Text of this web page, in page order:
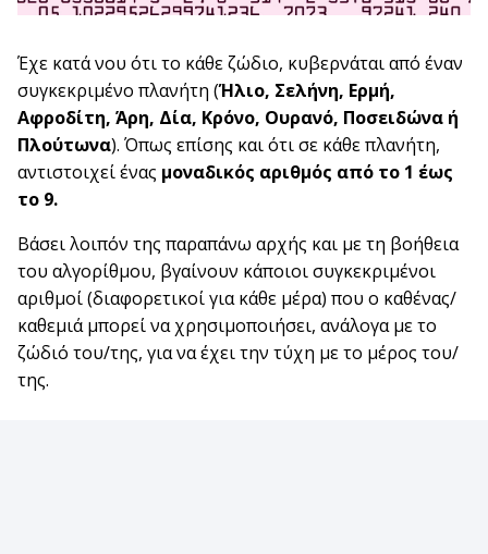
Έχε κατά νου ότι το κάθε ζώδιο, κυβερνάται από έναν
συγκεκριμένο πλανήτη (Ήλιο, Σελήνη, Ερμή,
Αφροδίτη, Άρη, Δία, Κρόνο, Ουρανό, Ποσειδώνα ή
Πλούτωνα). Όπως επίσης και ότι σε κάθε πλανήτη,
αντιστοιχεί ένας μοναδικός αριθμός από το 1 έως
το 9.
Βάσει λοιπόν της παραπάνω αρχής και με τη βοήθεια
του αλγορίθμου, βγαίνουν κάποιοι συγκεκριμένοι
αριθμοί (διαφορετικοί για κάθε μέρα) που ο καθένας/
καθεμιά μπορεί να χρησιμοποιήσει, ανάλογα με το
ζώδιό του/της, για να έχει την τύχη με το μέρος του/
της.